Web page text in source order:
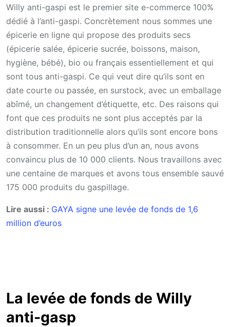
Willy anti-gaspi est le premier site e-commerce 100%
dédié à l’anti-gaspi. Concrètement nous sommes une
épicerie en ligne qui propose des produits secs
(épicerie salée, épicerie sucrée, boissons, maison,
hygiène, bébé), bio ou français essentiellement et qui
sont tous anti-gaspi. Ce qui veut dire qu’ils sont en
date courte ou passée, en surstock, avec un emballage
abîmé, un changement d’étiquette, etc. Des raisons qui
font que ces produits ne sont plus acceptés par la
distribution traditionnelle alors qu’ils sont encore bons
à consommer. En un peu plus d’un an, nous avons
convaincu plus de 10 000 clients. Nous travaillons avec
une centaine de marques et avons tous ensemble sauvé
175 000 produits du gaspillage.
Lire aussi : GAYA signe une levée de fonds de 1,6
million d’euros
La levée de fonds de Willy
anti-gasp